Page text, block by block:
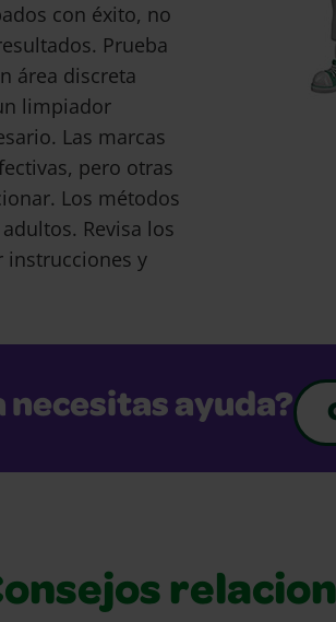
con éxito, no
Prueba
área discreta
limpiador
Las marcas
pero otras
Los métodos
Revisa los
instrucciones y
necesitas ayuda?